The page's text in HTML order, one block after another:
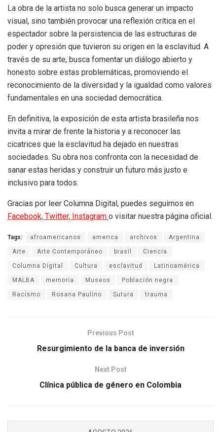
La obra de la artista no solo busca generar un impacto
visual, sino también provocar una reflexión crítica en el
espectador sobre la persistencia de las estructuras de
poder y opresión que tuvieron su origen en la esclavitud. A
través de su arte, busca fomentar un diálogo abierto y
honesto sobre estas problemáticas, promoviendo el
reconocimiento de la diversidad y la igualdad como valores
fundamentales en una sociedad democrática.
En definitiva, la exposición de esta artista brasileña nos
invita a mirar de frente la historia y a reconocer las
cicatrices que la esclavitud ha dejado en nuestras
sociedades. Su obra nos confronta con la necesidad de
sanar estas heridas y construir un futuro más justo e
inclusivo para todos.
Gracias por leer Columna Digital, puedes seguirnos en
Facebook, Twitter, Instagram o visitar nuestra página oficial.
Tags: afroamericanos america archivos Argentina
Arte Arte Contemporáneo brasil Ciencia
Columna Digital Cultura esclavitud Latinoamérica
MALBA memoria Museos Población negra
Racismo Rosana Paulino Sutura trauma
Previous Post
Resurgimiento de la banca de inversión
Next Post
Clínica pública de género en Colombia